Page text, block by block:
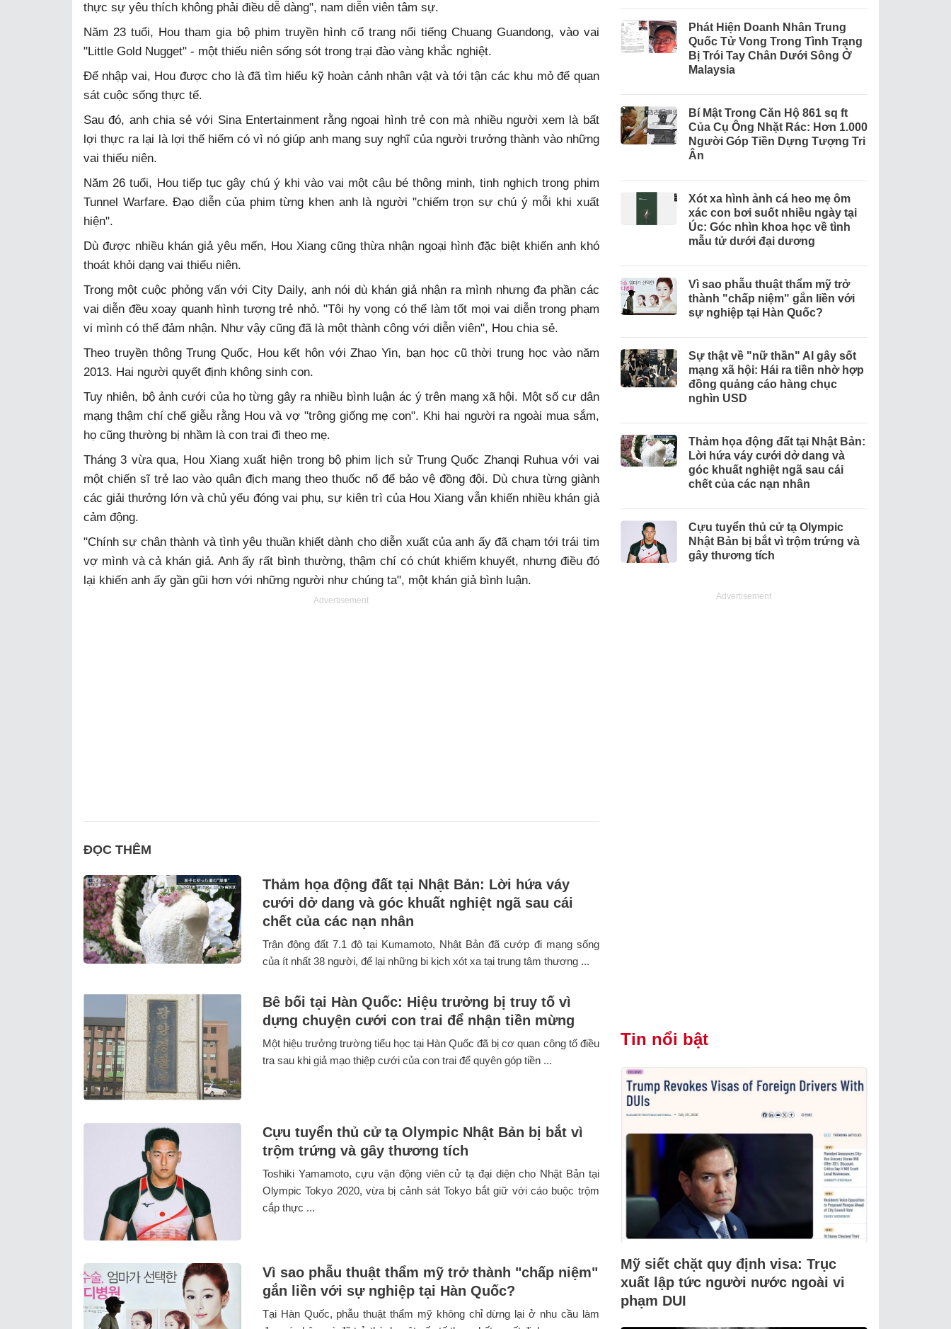
thực sự yêu thích không phải điều dễ dàng", nam diễn viên tâm sự.
Năm 23 tuổi, Hou tham gia bộ phim truyền hình cổ trang nổi tiếng Chuang Guandong, vào vai
"Little Gold Nugget" - một thiếu niên sống sót trong trại đào vàng khắc nghiệt.
Để nhập vai, Hou được cho là đã tìm hiểu kỹ hoàn cảnh nhân vật và tới tận các khu mỏ để quan
sát cuộc sống thực tế.
Sau đó, anh chia sẻ với Sina Entertainment rằng ngoại hình trẻ con mà nhiều người xem là bất
lợi thực ra lại là lợi thế hiếm có vì nó giúp anh mang suy nghĩ của người trưởng thành vào những
vai thiếu niên.
Năm 26 tuổi, Hou tiếp tục gây chú ý khi vào vai một cậu bé thông minh, tinh nghịch trong phim
Tunnel Warfare. Đạo diễn của phim từng khen anh là người "chiếm trọn sự chú ý mỗi khi xuất
hiện".
Dù được nhiều khán giả yêu mến, Hou Xiang cũng thừa nhận ngoại hình đặc biệt khiến anh khó
thoát khỏi dạng vai thiếu niên.
Trong một cuộc phỏng vấn với City Daily, anh nói dù khán giả nhận ra mình nhưng đa phần các
vai diễn đều xoay quanh hình tượng trẻ nhỏ. "Tôi hy vọng có thể làm tốt mọi vai diễn trong phạm
vi mình có thể đảm nhận. Như vậy cũng đã là một thành công với diễn viên", Hou chia sẻ.
Theo truyền thông Trung Quốc, Hou kết hôn với Zhao Yin, bạn học cũ thời trung học vào năm
2013. Hai người quyết định không sinh con.
Tuy nhiên, bộ ảnh cưới của họ từng gây ra nhiều bình luận ác ý trên mạng xã hội. Một số cư dân
mạng thậm chí chế giễu rằng Hou và vợ "trông giống mẹ con". Khi hai người ra ngoài mua sắm,
họ cũng thường bị nhầm là con trai đi theo mẹ.
Tháng 3 vừa qua, Hou Xiang xuất hiện trong bộ phim lịch sử Trung Quốc Zhanqi Ruhua với vai
một chiến sĩ trẻ lao vào quân địch mang theo thuốc nổ để bảo vệ đồng đội. Dù chưa từng giành
các giải thưởng lớn và chủ yếu đóng vai phụ, sự kiên trì của Hou Xiang vẫn khiến nhiều khán giả
cảm động.
"Chính sự chân thành và tình yêu thuần khiết dành cho diễn xuất của anh ấy đã chạm tới trái tim
vợ mình và cả khán giả. Anh ấy rất bình thường, thậm chí có chút khiếm khuyết, nhưng điều đó
lại khiến anh ấy gần gũi hơn với những người như chúng ta", một khán giả bình luận.
Advertisement
ĐỌC THÊM
Thảm họa động đất tại Nhật Bản: Lời hứa váy
cưới dở dang và góc khuất nghiệt ngã sau cái
chết của các nạn nhân
Trận động đất 7.1 độ tại Kumamoto, Nhật Bản đã cướp đi mạng sống
của ít nhất 38 người, để lại những bi kịch xót xa tại trung tâm thương ...
Bê bối tại Hàn Quốc: Hiệu trưởng bị truy tố vì
dựng chuyện cưới con trai để nhận tiền mừng
Một hiệu trưởng trường tiểu học tại Hàn Quốc đã bị cơ quan công tố điều
tra sau khi giả mạo thiệp cưới của con trai để quyên góp tiền ...
Cựu tuyển thủ cử tạ Olympic Nhật Bản bị bắt vì
trộm trứng và gây thương tích
Toshiki Yamamoto, cựu vận động viên cử tạ đại diện cho Nhật Bản tại
Olympic Tokyo 2020, vừa bị cảnh sát Tokyo bắt giữ với cáo buộc trộm
cắp thực ...
Vì sao phẫu thuật thẩm mỹ trở thành "chấp niệm"
gắn liền với sự nghiệp tại Hàn Quốc?
Tại Hàn Quốc, phẫu thuật thẩm mỹ không chỉ dừng lại ở nhu cầu làm
Phát Hiện Doanh Nhân Trung
Quốc Tử Vong Trong Tình Trạng
Bị Trói Tay Chân Dưới Sông Ở
Malaysia
Bí Mật Trong Căn Hộ 861 sq ft
Của Cụ Ông Nhặt Rác: Hơn 1.000
Người Góp Tiền Dựng Tượng Tri
Ân
Xót xa hình ảnh cá heo mẹ ôm
xác con bơi suốt nhiều ngày tại
Úc: Góc nhìn khoa học về tình
mẫu tử dưới đại dương
Vì sao phẫu thuật thẩm mỹ trở
thành "chấp niệm" gắn liền với
sự nghiệp tại Hàn Quốc?
Sự thật về "nữ thần" AI gây sốt
mạng xã hội: Hái ra tiền nhờ hợp
đồng quảng cáo hàng chục
nghìn USD
Thảm họa động đất tại Nhật Bản:
Lời hứa váy cưới dở dang và
góc khuất nghiệt ngã sau cái
chết của các nạn nhân
Cựu tuyển thủ cử tạ Olympic
Nhật Bản bị bắt vì trộm trứng và
gây thương tích
Advertisement
Tin nổi bật
Mỹ siết chặt quy định visa: Trục
xuất lập tức người nước ngoài vi
phạm DUI